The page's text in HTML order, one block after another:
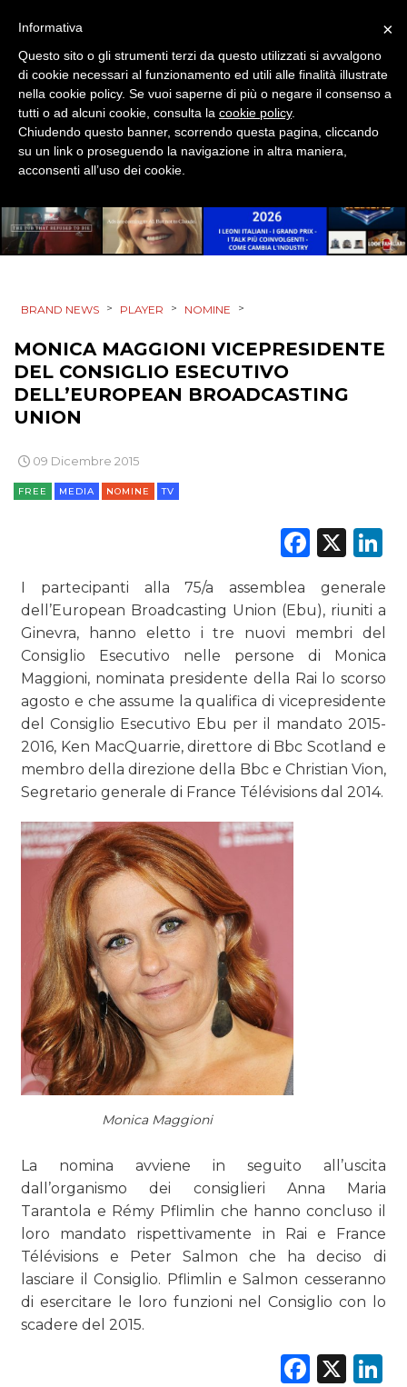
PROMOZIONI
PRODOTTI
PUNTI VENDITA
STRATEGIE
DIGITALE
EDITORIA
ESTERNA
RADIO / AUDIO
DATI
RICERCHE
PREVISIONI/SCENARI
NORMATIVE
TREND
CASE HISTORY
OPINIONI
BRAND NEWS > PLAYER > NOMINE >
MONICA MAGGIONI VICEPRESIDENTE
DEL CONSIGLIO ESECUTIVO
DELL’EUROPEAN BROADCASTING
UNION
09 Dicembre 2015
FREE MEDIA NOMINE TV
X
I partecipanti alla 75/a assemblea generale
dell’European Broadcasting Union (Ebu), riuniti a
Ginevra, hanno eletto i tre nuovi membri del
Consiglio Esecutivo nelle persone di Monica
Maggioni, nominata presidente della Rai lo scorso
agosto e che assume la qualifica di vicepresidente
del Consiglio Esecutivo Ebu per il mandato 2015-
2016, Ken MacQuarrie, direttore di Bbc Scotland e
membro della direzione della Bbc e Christian Vion,
Segretario generale di France Télévisions dal 2014.
Monica Maggioni
La nomina avviene in seguito all’uscita
dall’organismo dei consiglieri Anna Maria
Tarantola e Rémy Pflimlin che hanno concluso il
loro mandato rispettivamente in Rai e France
Télévisions e Peter Salmon che ha deciso di
lasciare il Consiglio. Pflimlin e Salmon cesseranno
di esercitare le loro funzioni nel Consiglio con lo
scadere del 2015.
X
×
Informativa
Questo sito o gli strumenti terzi da questo utilizzati si avvalgono
di cookie necessari al funzionamento ed utili alle finalità illustrate
nella cookie policy. Se vuoi saperne di più o negare il consenso a
tutti o ad alcuni cookie, consulta la cookie policy.
Chiudendo questo banner, scorrendo questa pagina, cliccando
su un link o proseguendo la navigazione in altra maniera,
acconsenti all’uso dei cookie.